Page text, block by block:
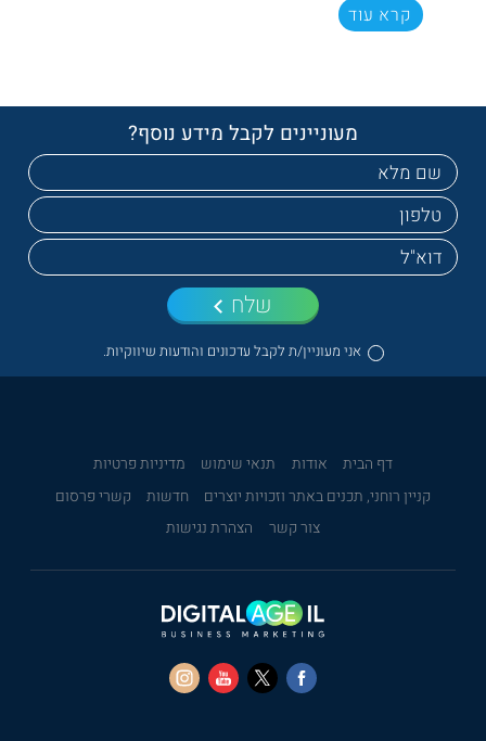
קרא עוד
מעוניינים לקבל מידע נוסף?
אני מעוניין/ת לקבל עדכונים והודעות שיווקיות.
שלח
דף הבית אודות תנאי שימוש
מדיניות פרטיות
קניין רוחני, תכנים באתר וזכויות יוצרים
חדשות
קשרי פרסום
צור קשר
הצהרת נגישות